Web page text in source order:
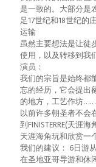
是一致的。大部分是
足17世纪和18世纪的
运输
虽然主要想法是让徒
使用，以及转移到我
演员：
我们的宗旨是始终都
忘的经历，它会提出
的地方，工艺作坊……
以前许多朝圣者不会
到FINISTERRE(天涯
天涯海角玩和欣赏一
我们的建议： 6日游从
在圣地亚哥导游和休